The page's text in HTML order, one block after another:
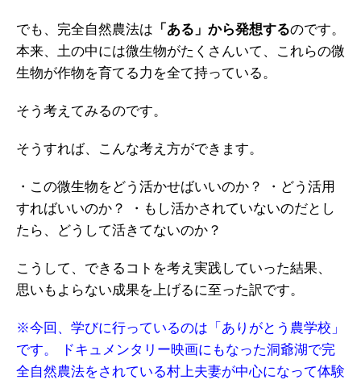
でも、完全自然農法は 「ある」から発想するのです。
本来、土の中には微生物がたくさんいて、これらの微
生物が作物を育てる力を全て持っている。
そう考えてみるのです。
そうすれば、こんな考え方ができます。
・この微生物をどう活かせばいいのか？
・どう活用
すればいいのか？
・もし活かされていないのだとし
たら、どうして活きてないのか？
こうして、できるコトを考え実践していった結果、
思いもよらない成果を上げるに至った訳です。
※今回、学びに行っているのは「ありがとう農学校」
です。
ドキュメンタリー映画にもなった洞爺湖で完
全自然農法をされている村上夫妻が中心になって体験